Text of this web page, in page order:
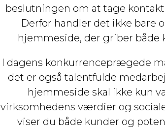
beslutningen om at tage
Derfor handler det ikke bare
hjemmeside, der griber
I dagens konkurrenceprægede
det er også talentfulde
hjemmeside skal ikke kun
virksomhedens værdier og
viser du både kunder og